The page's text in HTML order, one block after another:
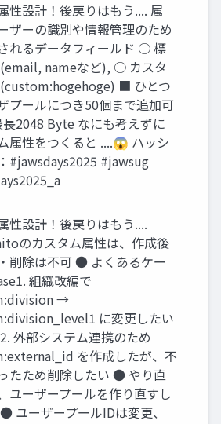
性設計！後戻りはもう.... 属
ザーの識別や情報管理のため
れるデータフィールド ○ 標
nameなど), ○ カスタ
■ ひとつ
プールにつき50個まで追加可
2048 Byte なにも考えずに
属性をつくると ....😱 ハッシ
#jawsdays2025 #jawsug
性設計！後戻りはもう....
のカスタム属性は、作成後
削除は不可 ● よくあるケー
組織改編で
→
に変更したい
外部システム連携のため
を作成したが、不
たため削除したい ● やり直
ユーザープールを作り直すし
ユーザープールIDは変更、